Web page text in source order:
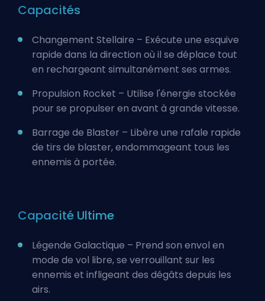
Capacités
Changement Stellaire – Exécute une esquive
rapide dans la direction où il se déplace tout
en rechargeant simultanément ses armes.
Propulsion Rocket – Utilise l'énergie stockée
pour se propulser en avant à grande vitesse.
Barrage de Blaster – Libère une rafale rapide
de tirs de blaster, endommageant tous les
ennemis à portée.
Capacité Ultime
Légende Galactique – Prend son envol en
mode de vol libre, se verrouillant sur les
ennemis et infligeant des dégâts depuis les
airs.